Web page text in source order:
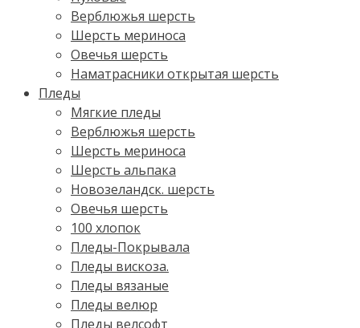
Верблюжья шерсть
Шерсть мериноса
Овечья шерсть
Наматрасники открытая шерсть
Пледы
Мягкие пледы
Верблюжья шерсть
Шерсть мериноса
Шерсть альпака
Новозеландск. шерсть
Овечья шерсть
100 хлопок
Пледы-Покрывала
Пледы вискоза.
Пледы вязаные
Пледы велюр
Пледы велсофт